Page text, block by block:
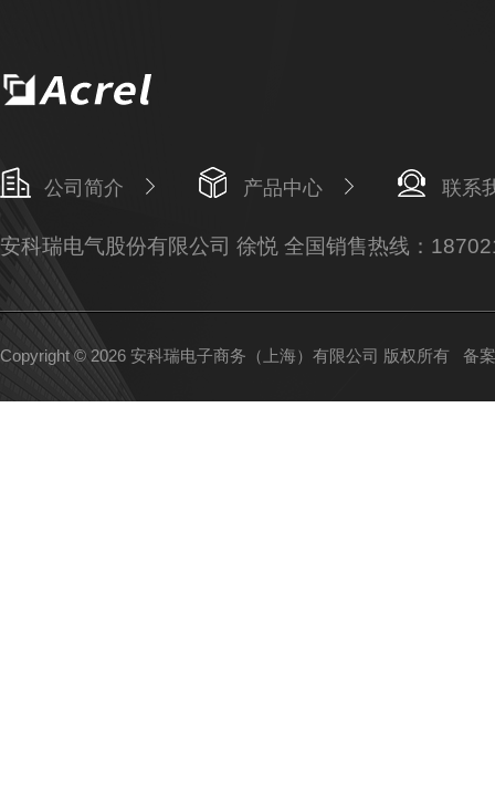
公司简介 产品中心 联系
安科瑞电气股份有限公司 徐悦 全国销售热线：
Copyright © 2026 安科瑞电子商务（上海）有限公司 版权所有 备